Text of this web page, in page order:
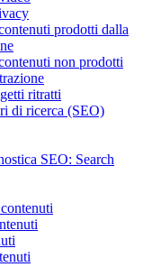
prodotti dalla
non prodotti
ritratti
di ricerca (SEO)
SEO: Search